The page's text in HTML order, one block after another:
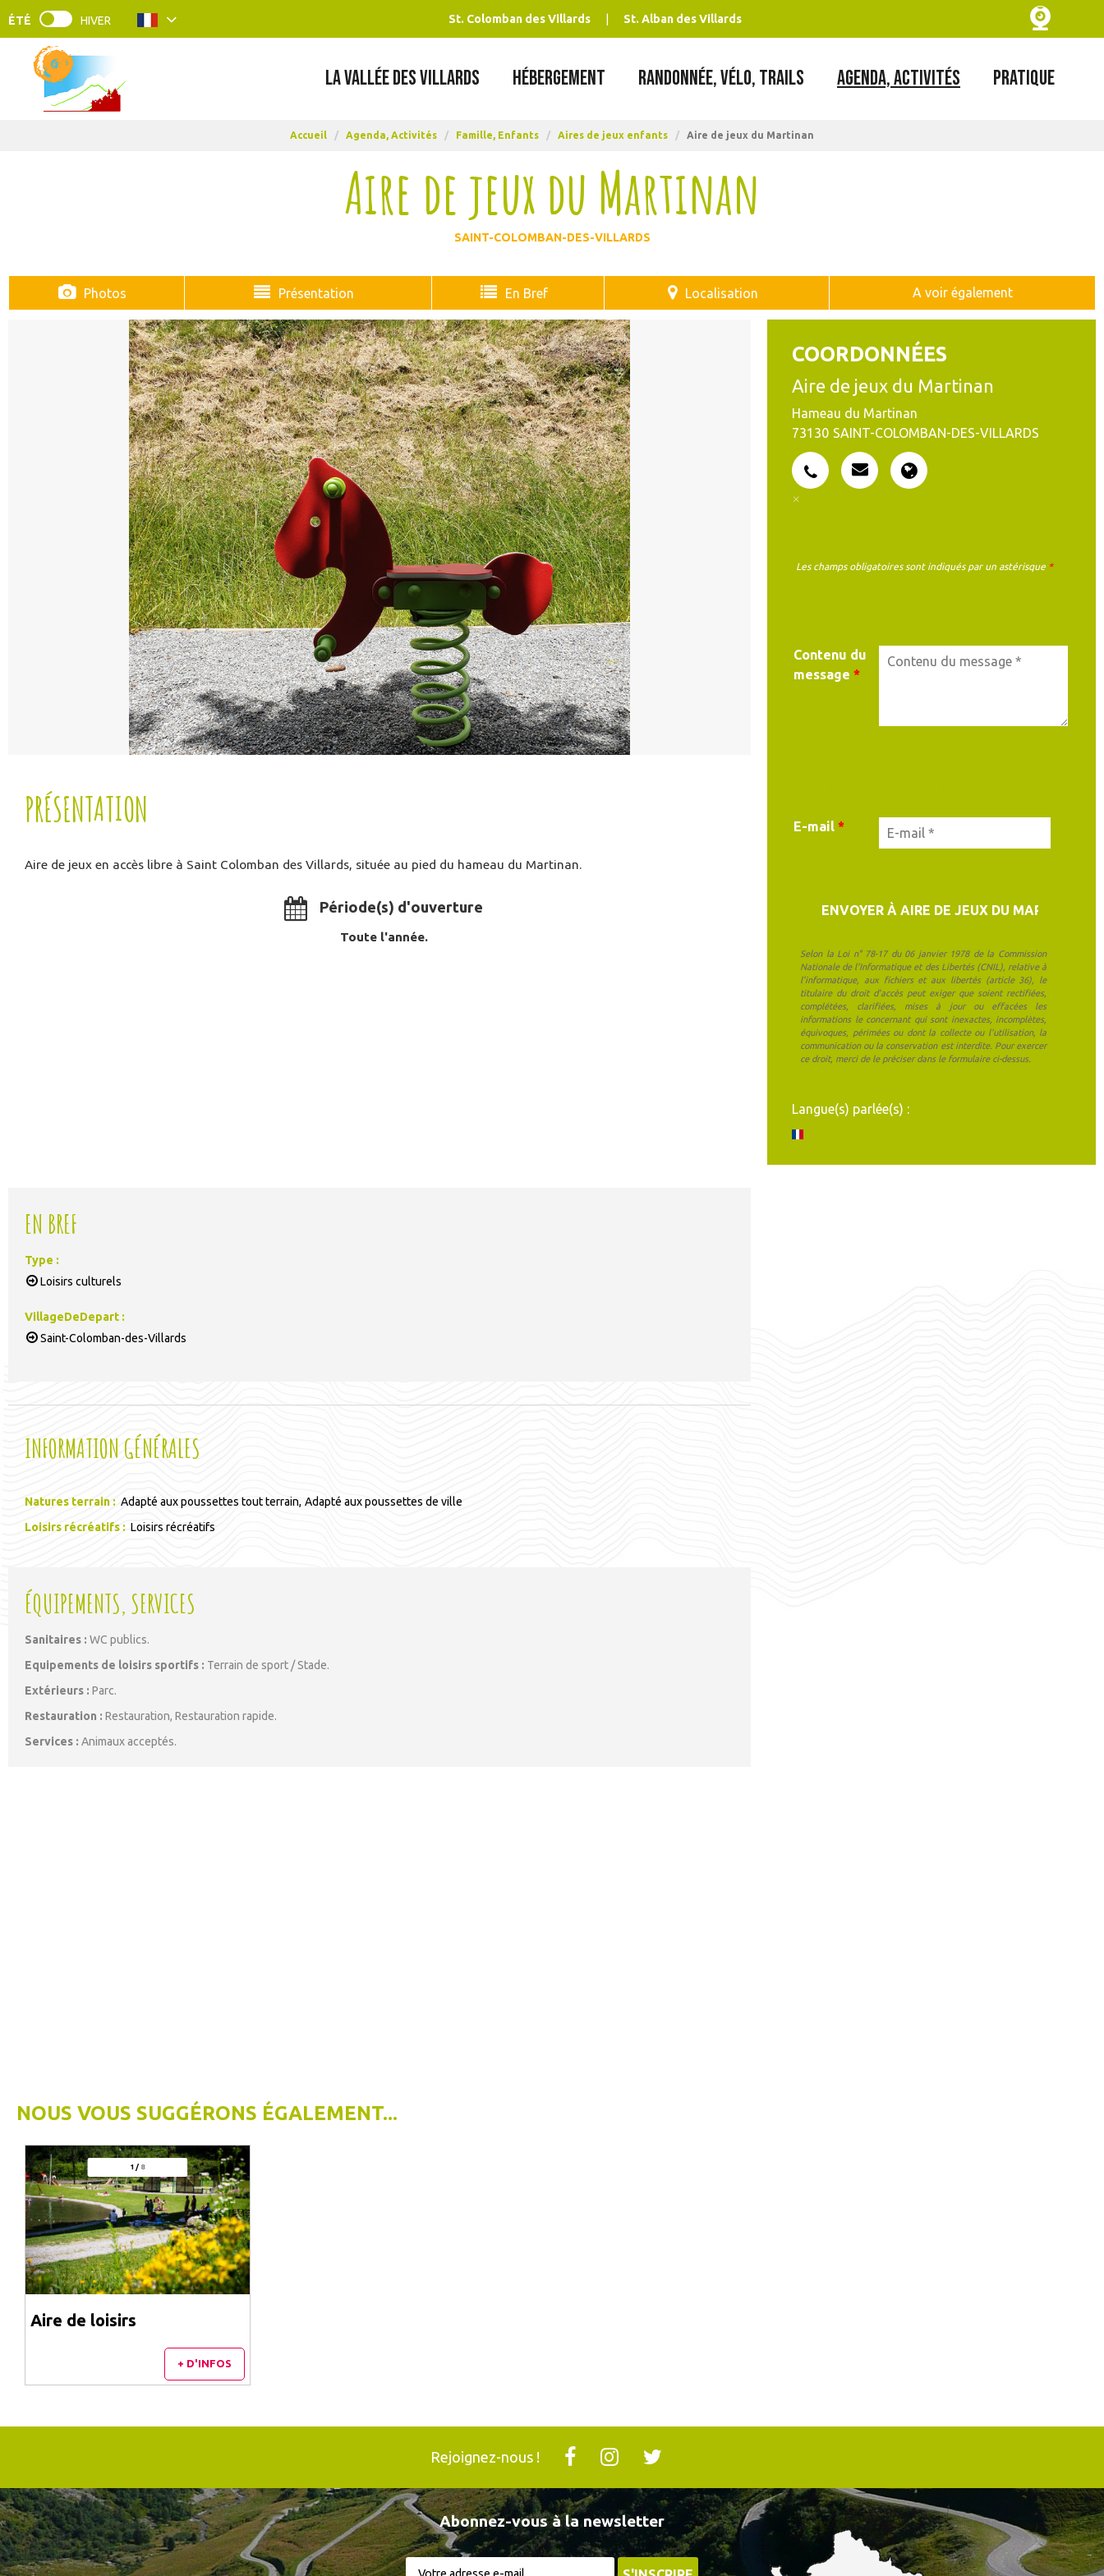
ÉTÉ HIVER St. Colomban des Villards St. Alban des Villards
LA VALLÉE DES VILLARDS HÉBERGEMENT RANDONNÉE, VÉLO, TRAILS AGENDA, ACTIVITÉS PRATIQUE
Accueil / Agenda, Activités / Famille, Enfants / Aires de jeux enfants / Aire de jeux du Martinan
Aire de jeux du Martinan
SAINT-COLOMBAN-DES-VILLARDS
Photos Présentation En Bref Localisation A voir également
PRÉSENTATION
Aire de jeux en accès libre à Saint Colomban des Villards, située au pied du hameau du Martinan.
Période(s) d'ouverture
Toute l'année.
COORDONNÉES
Aire de jeux du Martinan
Hameau du Martinan
73130 SAINT-COLOMBAN-DES-VILLARDS
Les champs obligatoires sont indiqués par un astérisque *
Contenu du
message *
E-mail *
Selon la Loi n° 78-17 du 06 janvier 1978 de la Commission
Nationale de l'Informatique et des Libertés (CNIL), relative à
l'informatique, aux fichiers et aux libertés (article 36), le
titulaire du droit d'accès peut exiger que soient rectifiées,
complétées, clarifiées, mises à jour ou effacées les
informations le concernant qui sont inexactes, incomplètes,
équivoques, périmées ou dont la collecte ou l'utilisation, la
communication ou la conservation est interdite. Pour exercer
ce droit, merci de le préciser dans le formulaire ci-dessus.
Langue(s) parlée(s) :
EN BREF
Type :
Loisirs culturels
VillageDeDepart :
Saint-Colomban-des-Villards
INFORMATION GÉNÉRALES
Natures terrain : Adapté aux poussettes tout terrain Adapté aux poussettes de ville
Loisirs récréatifs : Loisirs récréatifs
ÉQUIPEMENTS, SERVICES
Sanitaires : WC publics
Equipements de loisirs sportifs : Terrain de sport / Stade
Extérieurs : Parc
Restauration : Restauration Restauration rapide
Services : Animaux acceptés
NOUS VOUS SUGGÉRONS ÉGALEMENT...
1 / 8
Aire de loisirs
+ D'INFOS
Rejoignez-nous !
Abonnez-vous à la newsletter